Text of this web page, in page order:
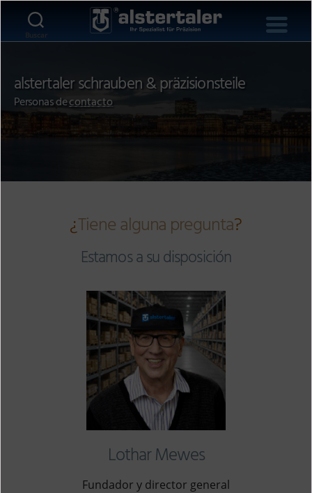
Buscar
alstertaler schrauben & präzisionsteile
Personas decontacto
¿Tiene alguna pregunta?
Estamos a su disposición
Lothar Mewes
Fundador y director general